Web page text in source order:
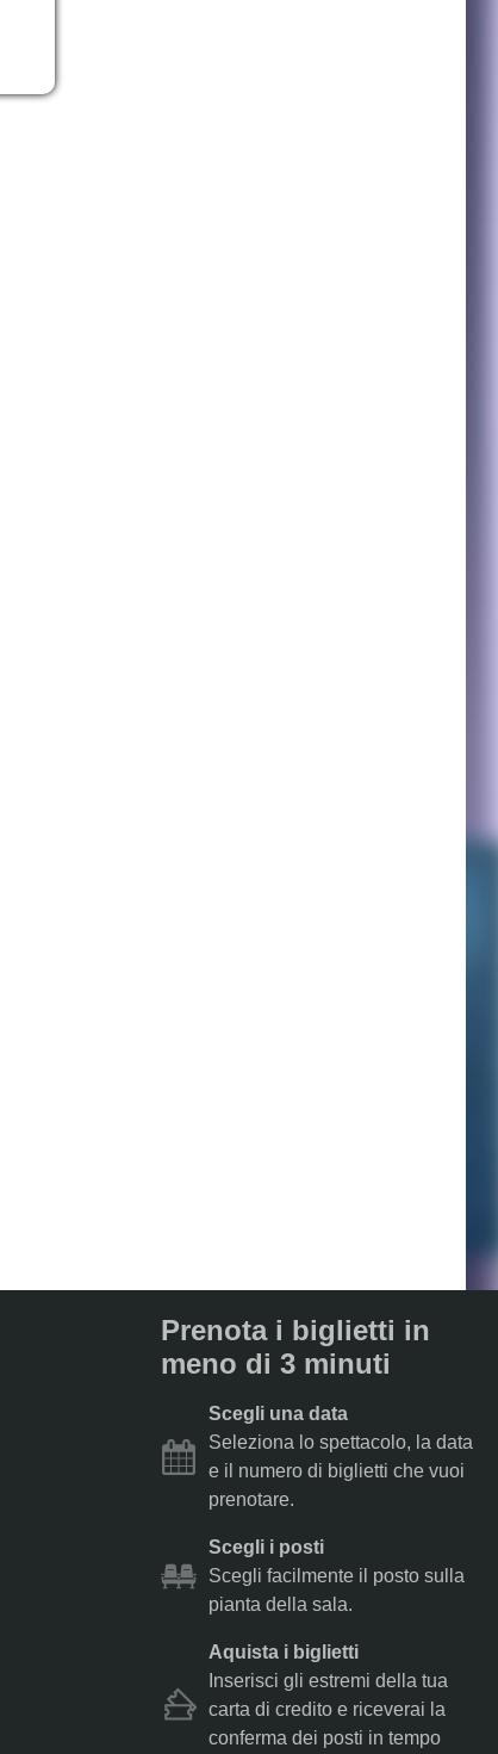
Prenota i biglietti in
meno di 3 minuti
Scegli una data
Seleziona lo spettacolo, la data
e il numero di biglietti che vuoi
prenotare.
Scegli i posti
Scegli facilmente il posto sulla
pianta della sala.
Aquista i biglietti
Inserisci gli estremi della tua
carta di credito e riceverai la
conferma dei posti in tempo